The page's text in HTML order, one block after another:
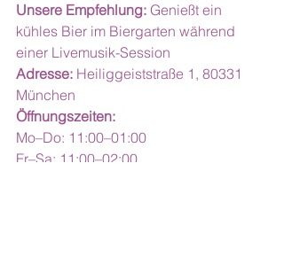
Unsere Empfehlung: Genießt ein
kühles Bier im Biergarten während
einer Livemusik-Session
Adresse: Heiliggeiststraße 1, 80331
München
Öffnungszeiten:
Mo–Do: 11:00–01:00
Fr–Sa: 11:00–02:00